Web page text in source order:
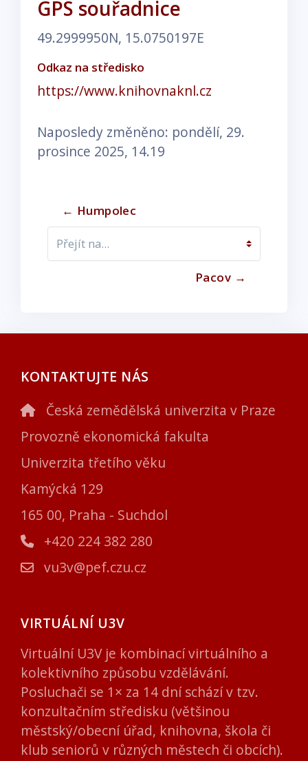
GPS souřadnice
49.2999950N, 15.0750197E
Odkaz na středisko
https://www.knihovnaknl.cz
Naposledy změněno: pondělí, 29.
prosince 2025, 14.19
← Humpolec
Přejít na...
Pacov →
KONTAKTUJTE NÁS
Česká zemědělská univerzita v Praze
Provozně ekonomická fakulta
Univerzita třetího věku
Kamýcká 129
165 00, Praha - Suchdol
+420 224 382 280
vu3v@pef.czu.cz
VIRTUÁLNÍ U3V
Virtuální U3V je kombinací virtuálního a
kolektivního způsobu vzdělávání.
Posluchači se 1× za 14 dní schází v tzv.
konzultačním středisku (většinou
městský/obecní úřad, knihovna, škola či
klub seniorů v různých městech či obcích).